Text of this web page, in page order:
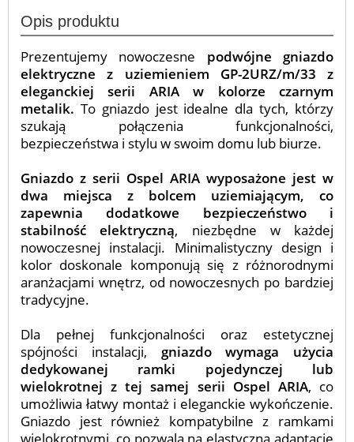
Opis produktu
Prezentujemy nowoczesne podwójne gniazdo
elektryczne z uziemieniem GP-2URZ/m/33 z
eleganckiej serii ARIA w kolorze czarnym
metalik. To gniazdo jest idealne dla tych, którzy
szukają połączenia funkcjonalności,
bezpieczeństwa i stylu w swoim domu lub biurze.
Gniazdo z serii Ospel ARIA wyposażone jest w
dwa miejsca z bolcem uziemiającym, co
zapewnia dodatkowe bezpieczeństwo i
stabilność elektryczną, niezbędne w każdej
nowoczesnej instalacji. Minimalistyczny design i
kolor doskonale komponują się z różnorodnymi
aranżacjami wnętrz, od nowoczesnych po bardziej
tradycyjne.
Dla pełnej funkcjonalności oraz estetycznej
spójności instalacji, gniazdo wymaga użycia
dedykowanej ramki pojedynczej lub
wielokrotnej z tej samej serii Ospel ARIA, co
umożliwia łatwy montaż i eleganckie wykończenie.
Gniazdo jest również kompatybilne z ramkami